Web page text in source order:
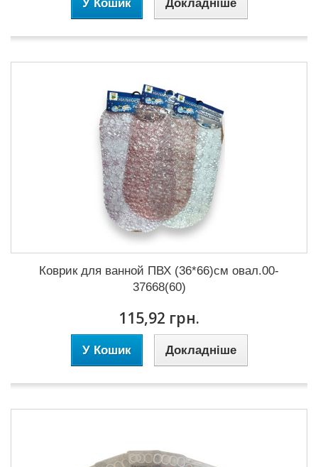
У Кошик Докладніше
Коврик для ванной ПВХ (36*66)см овал.00-
37668(60)
115,92 грн.
У Кошик Докладніше